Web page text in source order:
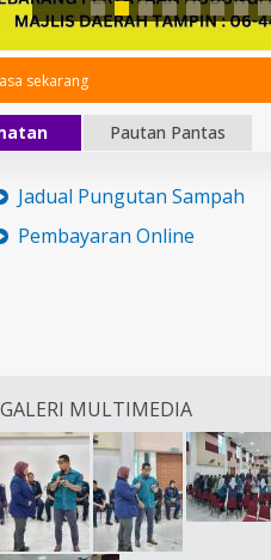
sekarang
Pautan Pantas
Jadual Pungutan Sampah
Pembayaran Online
GALERI MULTIMEDIA